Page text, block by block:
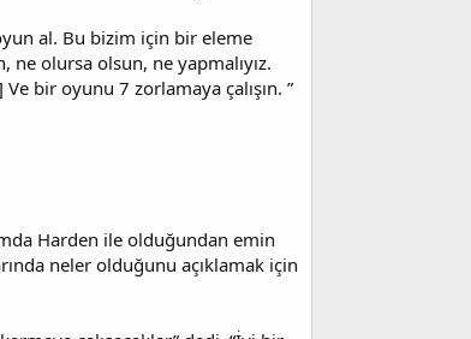
al. Bu bizim için bir eleme
ne olursa olsun, ne yapmalıyız.
bir oyunu 7 zorlamaya çalışın. ”
Harden ile olduğundan emin
neler olduğunu açıklamak için